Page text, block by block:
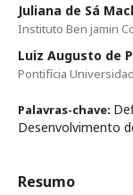
Juliana de Sá
Instituto Ben jamin
Luiz Augusto de
Pontifícia
Palavras-chave:
Desenvolvimento
Resumo